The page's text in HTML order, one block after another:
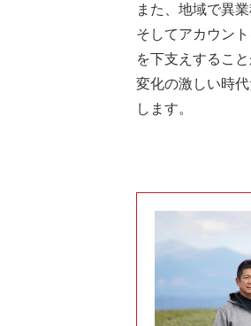
また、地域で異
そしてアカウン
を下支えすること
変化の激しい時
します。